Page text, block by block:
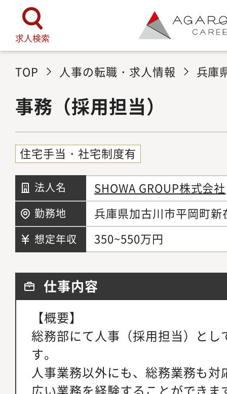
求人検索
TOP 人事の転職・求人情報 兵庫
事務（採用担当）
住宅手当・社宅制度有
法人名 SHOWA GROUP株式会社
勤務地 兵庫県加古川市平岡町
想定年収 350~550万円
仕事内容
【概要】
総務部にて人事（採用担当）と
す。
人事業務以外にも、総務業務も
広い業務を経験することができま